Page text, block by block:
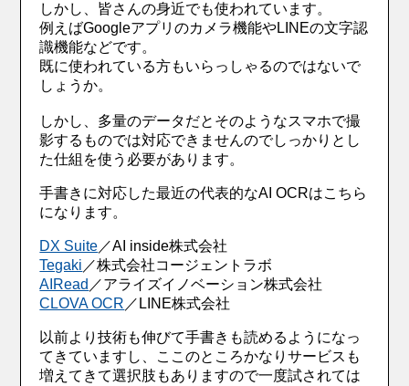
しかし、皆さんの身近でも使われています。
例えばGoogleアプリのカメラ機能やLINEの文字認
識機能などです。
既に使われている方もいらっしゃるのではないで
しょうか。
しかし、多量のデータだとそのようなスマホで撮
影するものでは対応できませんのでしっかりとし
た仕組を使う必要があります。
手書きに対応した最近の代表的なAI OCRはこちら
になります。
DX Suite／AI inside株式会社
Tegaki ／株式会社コージェントラボ
AIRead ／アライズイノベーション株式会社
CLOVA OCR ／LINE株式会社
以前より技術も伸びて手書きも読めるようになっ
てきていますし、ここのところかなりサービスも
増えてきて選択肢もありますので一度試されては